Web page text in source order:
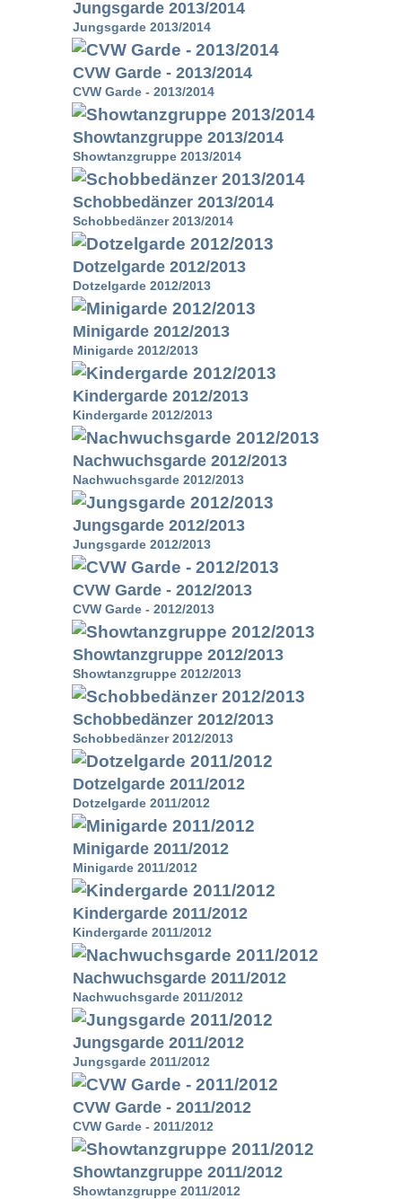
Jungsgarde 2013/2014
Jungsgarde 2013/2014
CVW Garde - 2013/2014
CVW Garde - 2013/2014
Showtanzgruppe 2013/2014
Showtanzgruppe 2013/2014
Schobbedänzer 2013/2014
Schobbedänzer 2013/2014
Dotzelgarde 2012/2013
Dotzelgarde 2012/2013
Minigarde 2012/2013
Minigarde 2012/2013
Kindergarde 2012/2013
Kindergarde 2012/2013
Nachwuchsgarde 2012/2013
Nachwuchsgarde 2012/2013
Jungsgarde 2012/2013
Jungsgarde 2012/2013
CVW Garde - 2012/2013
CVW Garde - 2012/2013
Showtanzgruppe 2012/2013
Showtanzgruppe 2012/2013
Schobbedänzer 2012/2013
Schobbedänzer 2012/2013
Dotzelgarde 2011/2012
Dotzelgarde 2011/2012
Minigarde 2011/2012
Minigarde 2011/2012
Kindergarde 2011/2012
Kindergarde 2011/2012
Nachwuchsgarde 2011/2012
Nachwuchsgarde 2011/2012
Jungsgarde 2011/2012
Jungsgarde 2011/2012
CVW Garde - 2011/2012
CVW Garde - 2011/2012
Showtanzgruppe 2011/2012
Showtanzgruppe 2011/2012